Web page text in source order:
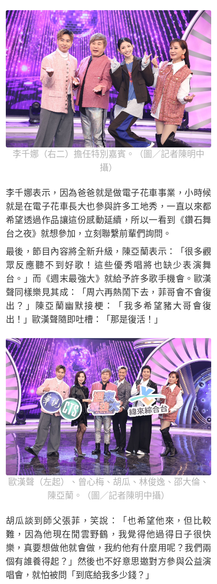
李千娜（右二）擔任特別嘉賓。（圖／記者陳明中
攝）
李千娜表示，因為爸爸就是做電子花車事業，小時候
就是在電子花車長大也參與許多工地秀，一直以來都
希望透過作品讓這份感動延續，所以一看到《鑽石舞
台之夜》就想參加，立刻聯繫前輩們詢問。
最後，節目內容將全新升級，陳亞蘭表示：「很多觀
眾反應聽不到好歌！這些優秀唱將也缺少表演舞
台。」而《週末最強大》就給予許多歌手機會。歐漢
聲同樣樂見其成：「周六再熱鬧下去，菲哥會不會復
出？」陳亞蘭幽默接梗：「我多希望豬大哥會復
出！」歐漢聲隨即吐槽：「那是復活！」
歐漢聲（左起）、曾心梅、胡瓜、林俊逸、邵大倫、
陳亞蘭。（圖／記者陳明中攝）
胡瓜談到師父張菲，笑說：「也希望他來，但比較
難，因為他現在閒雲野鶴，我覺得他過得日子很快
樂，真要想做他就會做，我約他有什麼用呢？我們兩
個有誰養得起？」然後也不好意思邀對方參與公益演
唱會，就怕被問「到底給我多少錢？」